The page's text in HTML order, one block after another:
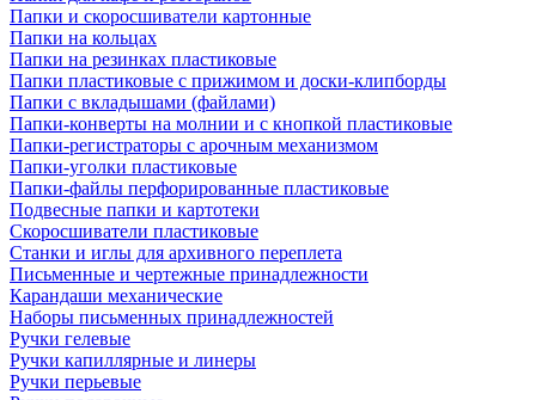
Папки и скоросшиватели картонные
Папки на кольцах
Папки на резинках пластиковые
Папки пластиковые с прижимом и доски-клипборды
Папки с вкладышами (файлами)
Папки-конверты на молнии и с кнопкой пластиковые
Папки-регистраторы с арочным механизмом
Папки-уголки пластиковые
Папки-файлы перфорированные пластиковые
Подвесные папки и картотеки
Скоросшиватели пластиковые
Станки и иглы для архивного переплета
Письменные и чертежные принадлежности
Карандаши механические
Наборы письменных принадлежностей
Ручки гелевые
Ручки капиллярные и линеры
Ручки перьевые